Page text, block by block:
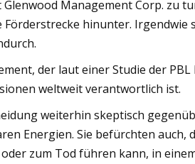
Management Corp. zu
hinunter. Irgendwie
der laut einer Studie der
weltweit verantwortlich ist.
weiterhin skeptisch
Energien. Sie befürchten auch,
zum Tod führen kann, in